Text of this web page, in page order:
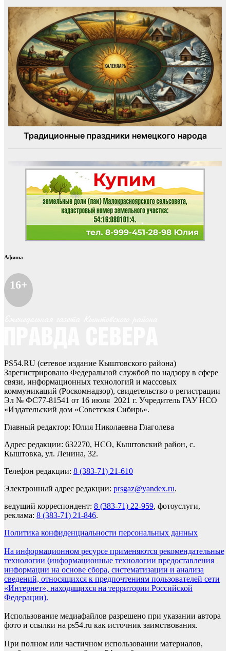
Афиша
16+
PS54.RU (сетевое издание Кыштовского района)
Зарегистрировано Федеральной службой по надзору в сфере
связи, информационных технологий и массовых
коммуникаций (Роскомнадзор), свидетельство о регистрации
Эл № ФС77-81541 от 16 июля 2021 г. Учредитель ГАУ НСО
«Издательский дом «Советская Сибирь».
Главный редактор: Юлия Николаевна Глаголева
Адрес редакции: 632270, НСО, Кыштовский район, с.
Кыштовка, ул. Ленина, 32.
Телефон редакции: 8 (383-71) 21-610
Электронный адрес редакции: prsgaz@yandex.ru.
ведущий корреспондент: 8 (383-71) 22-959, фотоуслуги,
реклама: 8 (383-71) 21-846.
Политика конфиденциальности персональных данных
На информационном ресурсе применяются рекомендательные
технологии (информационные технологии предоставления
информации на основе сбора, систематизации и анализа
сведений, относящихся к предпочтениям пользователей сети
«Интернет», находящихся на территории Российской
Федерации).
Использование медиафайлов разрешено при указании автора
фото и ссылки на ps54.ru как источник заимствования.
При полном или частичном использовании материалов,